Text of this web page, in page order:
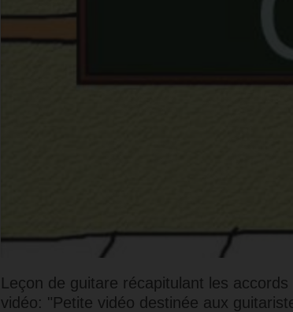
Leçon de guitare récapitulant les
vidéo: "Petite vidéo destinée aux